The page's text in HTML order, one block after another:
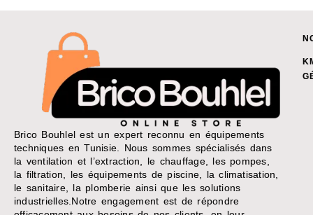
Brico Bouhlel est un expert reconnu en équipements
techniques en Tunisie. Nous sommes spécialisés dans
la ventilation et l’extraction, le chauffage, les pompes,
la filtration, les équipements de piscine, la climatisation,
le sanitaire, la plomberie ainsi que les solutions
industrielles.Notre engagement est de répondre